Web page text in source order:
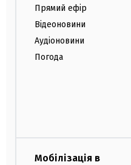
Прямий ефір
Відеоновини
Аудіоновини
Погода
Мобілізація в